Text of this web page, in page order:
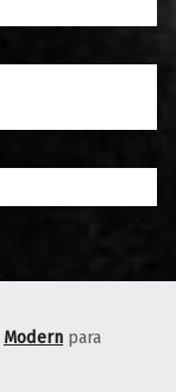
Modern para